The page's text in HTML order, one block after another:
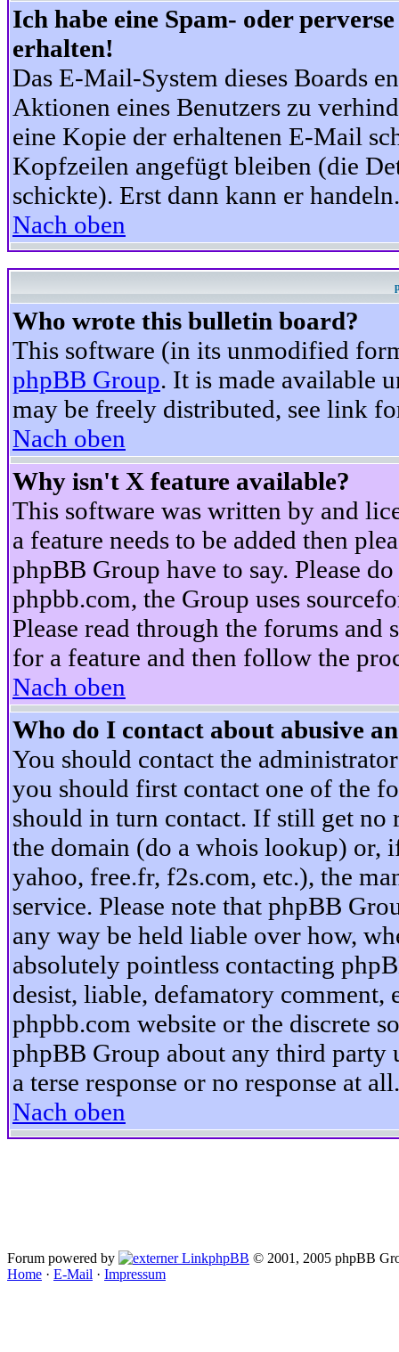
Ich habe eine Spam- oder
erhalten!
Das E-Mail-System dieses Boards
Aktionen eines Benutzers zu
eine Kopie der erhaltenen E-Mail
Kopfzeilen angefügt bleiben (die
schickte). Erst dann kann er handeln.
Nach oben
Who wrote this bulletin board?
This software (in its unmodified
phpBB Group. It is made available
may be freely distributed, see link
Nach oben
Why isn't X feature available?
This software was written by and
a feature needs to be added then
phpBB Group have to say. Please
phpbb.com, the Group uses
Please read through the forums
for a feature and then follow the
Nach oben
Who do I contact about abusive
You should contact the
you should first contact one of the
should in turn contact. If still get no
the domain (do a whois lookup) or,
yahoo, free.fr, f2s.com, etc.), the
service. Please note that phpBB
any way be held liable over how,
absolutely pointless contacting
desist, liable, defamatory
phpbb.com website or the discrete
phpBB Group about any third party
a terse response or no response at all.
Nach oben
Forum powered by phpBB © 2001, 2005 phpBB
Home · E-Mail · Impressum